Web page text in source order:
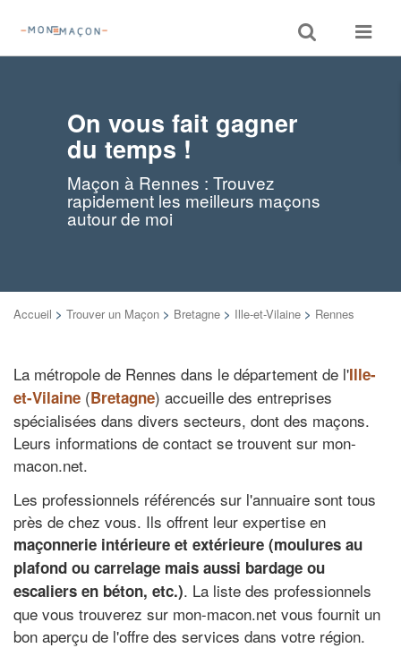
Toggle
search
Toggle
On vous fait gagner
du temps !
Maçon à Rennes : Trouvez
rapidement les meilleurs maçons
autour de moi
Accueil > Trouver un Maçon > Bretagne > Ille-et-Vilaine > Rennes
La métropole de Rennes dans le département de l'Ille-
et-Vilaine (Bretagne) accueille des entreprises
spécialisées dans divers secteurs, dont des maçons.
Leurs informations de contact se trouvent sur mon-
macon.net.
Les professionnels référencés sur l'annuaire sont tous
près de chez vous. Ils offrent leur expertise en
maçonnerie intérieure et extérieure (moulures au
plafond ou carrelage mais aussi bardage ou
escaliers en béton, etc.). La liste des professionnels
que vous trouverez sur mon-macon.net vous fournit un
bon aperçu de l'offre des services dans votre région.